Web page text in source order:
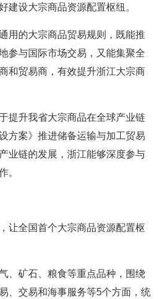
建设大宗商品资源配置枢纽。
用的大宗商品贸易规则，既能推
参与国际市场交易，又能集聚全
和贸易商，有效提升浙江大宗商
提升我省大宗商品在全球产业链
方案》推进储备运输与加工贸易
业链的发展，浙江能够深度参与
。
让全国首个大宗商品资源配置枢
、矿石、粮食等重点品种，围绕
、交易和海事服务等5个方面，统